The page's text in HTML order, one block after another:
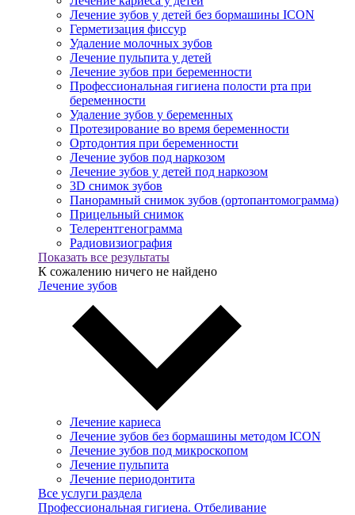
Лечение зубов у детей без бормашины ICON
Герметизация фиссур
Удаление молочных зубов
Лечение пульпита у детей
Лечение зубов при беременности
Профессиональная гигиена полости рта при
беременности
Удаление зубов у беременных
Протезирование во время беременности
Ортодонтия при беременности
Лечение зубов под наркозом
Лечение зубов у детей под наркозом
3D снимок зубов
Панорамный снимок зубов (ортопантомограмма)
Прицельный снимок
Телерентгенограмма
Радиовизиография
Показать все результаты
К сожалению ничего не найдено
Лечение зубов
Лечение кариеса
Лечение зубов без бормашины методом ICON
Лечение зубов под микроскопом
Лечение пульпита
Лечение периодонтита
Все услуги раздела
Профессиональная гигиена. Отбеливание